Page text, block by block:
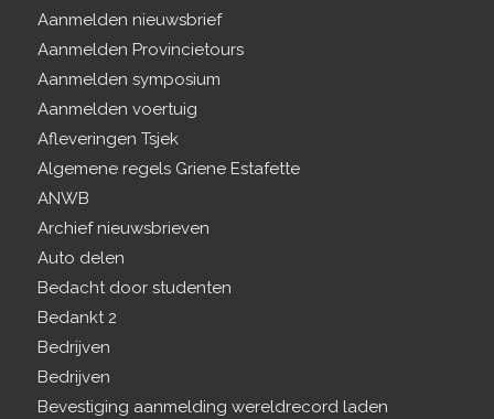
Aanmelden nieuwsbrief
Aanmelden Provincietours
Aanmelden symposium
Aanmelden voertuig
Afleveringen Tsjek
Algemene regels Griene Estafette
ANWB
Archief nieuwsbrieven
Auto delen
Bedacht door studenten
Bedankt 2
Bedrijven
Bedrijven
Bevestiging aanmelding wereldrecord laden